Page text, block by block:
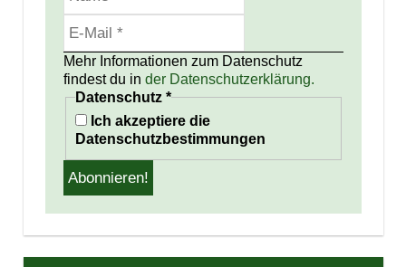
Mehr Informationen zum Datenschutz
findest du in der Datenschutzerklärung.
Datenschutz *
Ich akzeptiere die
Datenschutzbestimmungen